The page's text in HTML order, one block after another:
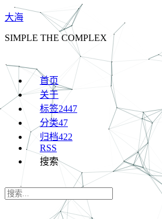
大海
SIMPLE THE COMPLEX
首页
关于
标签2447
分类47
归档422
RSS
搜索